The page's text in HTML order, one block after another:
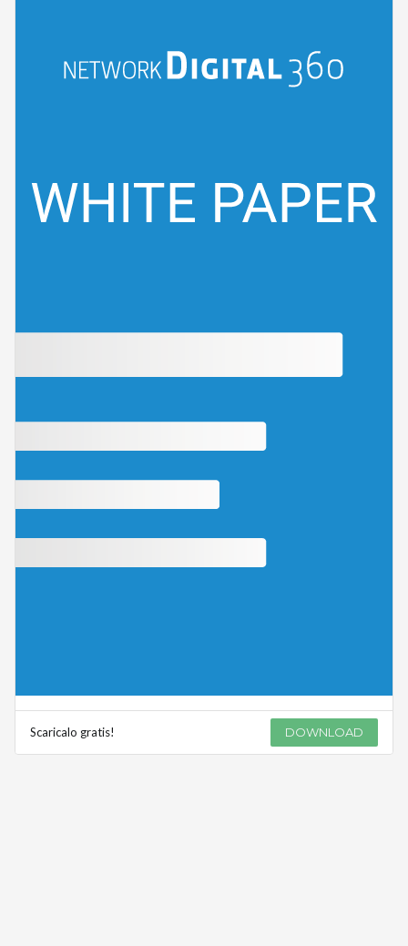
Scaricalo gratis! DOWNLOAD